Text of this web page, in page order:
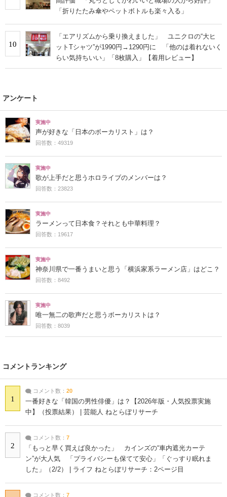
「折りたたみ傘やペットボトルも楽々入る」
10
「エアリズムから乗り換えました」 ユニクロの“大ヒ
ットTシャツ”が1990円→1290円に 「他のは着れないく
らい気持ちいい」「8枚購入」【着用レビュー】
アンケート
実施中
声が好きな「日本のボーカリスト」は？
回答数：49319
実施中
歌が上手だと思うホロライブのメンバーは？
回答数：23823
実施中
ラーメンって日本食？それとも中華料理？
回答数：19617
実施中
神奈川県で一番うまいと思う「横浜家系ラーメン店」はどこ？
回答数：8492
実施中
唯一無二の歌声だと思うボーカリストは？
回答数：8039
コメントランキング
1
コメント数： 20
一番好きな「韓国の男性俳優」は？【2026年版・人気投票実施
中】（投票結果） | 芸能人 ねとらぼリサーチ
2
コメント数： 7
「もっと早く買えば良かった」 カインズの“車内遮光カーテ
ン”が大人気 「プライバシーも保てて安心」「ぐっすり眠れま
した」（2/2） | ライフ ねとらぼリサーチ：2ページ目
コメント数： 7